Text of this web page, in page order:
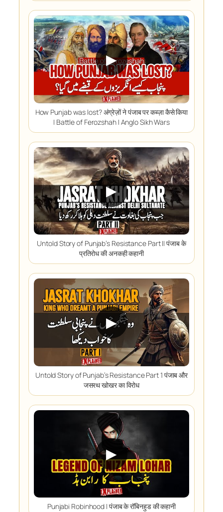
▶
How Punjab was lost? अंग्रेज़ों ने पंजाब पर कब्ज़ा कैसे किया
I Battle of Ferozshah I Anglo Sikh Wars
▶
Untold Story of Punjab’s Resistance Part II पंजाब के
प्रतिरोध की अनकही कहानी
▶
Untold Story of Punjab’s Resistance Part 1 पंजाब और
जसरथ खोखर का विरोध
▶
Punjabi Robinhood | पंजाब के रॉबिनहुड की कहानी